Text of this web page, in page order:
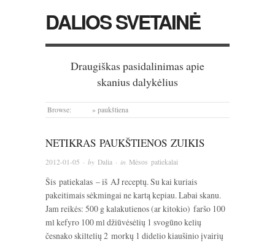
DALIOS SVETAINĖ
Draugiškas pasidalinimas apie
skanius dalykėlius
Browse: » paukštiena
NETIKRAS PAUKŠTIENOS ZUIKIS
2012-01-05 · by Dalia · in Mėsos patiekalai
Šis patiekalas – iš AJ receptų. Su kai kuriais
pakeitimais sėkmingai ne kartą kepiau. Labai skanu.
Jam reikės: 500 g kalakutienos (ar kitokio) faršo 100
ml kefyro 100 ml džiūvėsėlių 1 svogūno kelių
česnako skiltelių 2 morkų 1 didelio kiaušinio įvairių